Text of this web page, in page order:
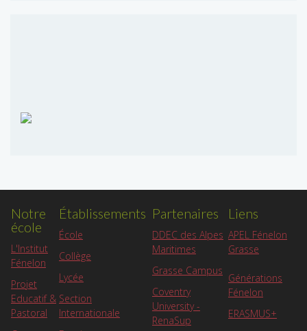
Notre
école
L'Institut
Fénelon
Projet
Educatif &
Pastoral
Établissements
École
Collège
Lycée
Section
Internationale
Partenaires
DDEC des Alpes
Maritimes
Grasse Campus
Coventry
University -
RenaSup
Liens
APEL Fénelon
Grasse
Générations
Fénelon
ERASMUS+